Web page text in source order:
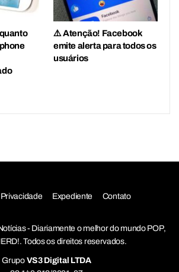
⚠️ Atenção! Facebook
emite alerta para todos os
usuários
Expediente Contato
- Diariamente o melhor do mundo POP,
Todos os direitos reservados.
Grupo VS3 Digital LTDA